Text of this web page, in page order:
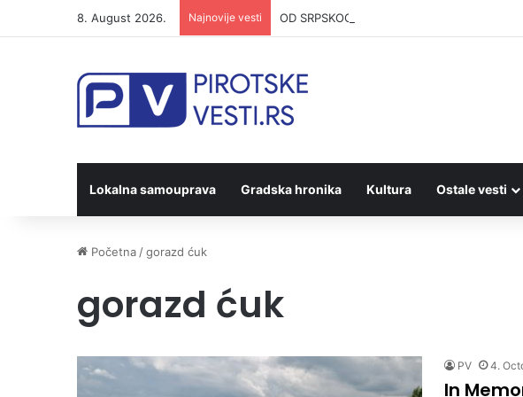
8. August 2026. Najnovije vesti OD SRPSKOG KOLA DO KUMBIJE:
Lokalna samouprava Gradska hronika Kultura Ostale vesti
Početna /gorazd ćuk
gorazd ćuk
PV 4.
In